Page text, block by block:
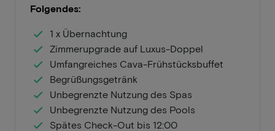
Folgendes:
1 x Übernachtung
Zimmerupgrade auf Luxus-Doppel
Umfangreiches Cava-Frühstücksbuffet
Begrüßungsgetränk
Unbegrenzte Nutzung des Spas
Unbegrenzte Nutzung des Pools
Spätes Check-Out bis 12:00